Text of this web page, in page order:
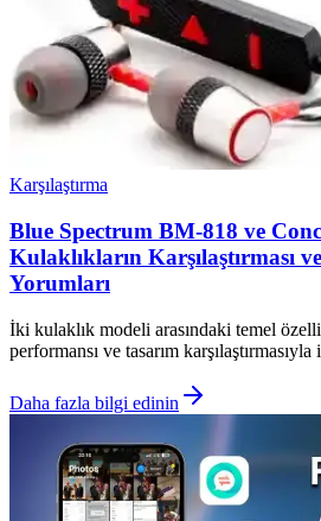
Karşılaştırma
Blue Spectrum BM-818 ve
Kulaklıkların Karşılaştırması
Yorumları
İki kulaklık modeli arasındaki temel
performansı ve tasarım
Daha fazla bilgi edinin